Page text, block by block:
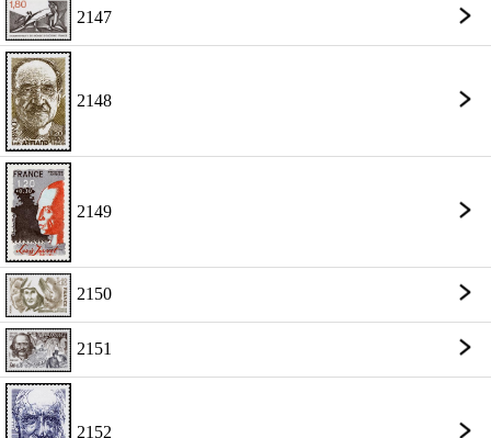
2147
2148
2149
2150
2151
2152